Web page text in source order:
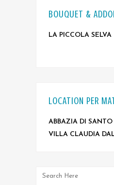
BOUQUET &
LA PICCOLA SELVA
LOCATION PER
ABBAZIA DI SANTO
VILLA CLAUDIA